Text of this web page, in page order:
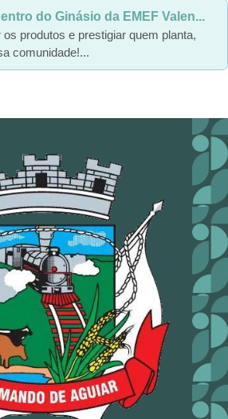
do Ginásio da EMEF Valen...
produtos e prestigiar quem planta,
comunidade!...